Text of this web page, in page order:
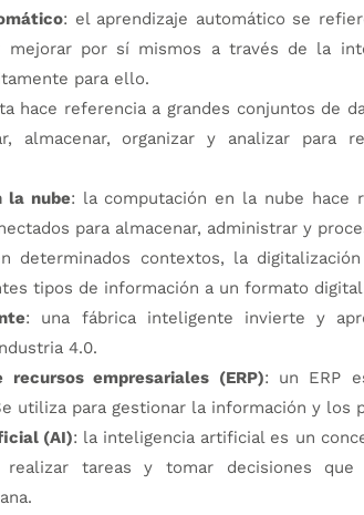
: el aprendizaje automático se
mejorar por sí mismos a través de la
para ello.
hace referencia a grandes conjuntos de
almacenar, organizar y analizar para
la nube: la computación en la nube hace
para almacenar, administrar y
determinados contextos, la
tipos de información a un formato
: una fábrica inteligente invierte y
4.0.
recursos empresariales (ERP): un ERP
utiliza para gestionar la información y los
(AI): la inteligencia artificial es un
realizar tareas y tomar decisiones